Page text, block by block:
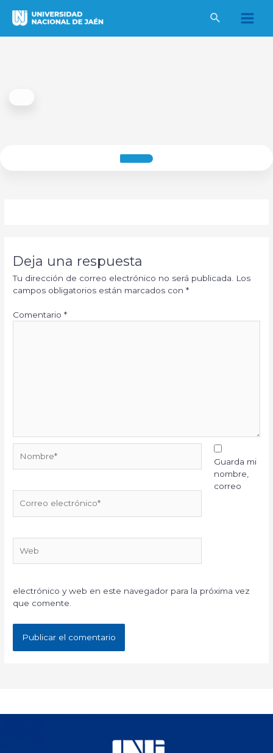
Main
Deja una respuesta
Tu dirección de correo electrónico no será publicada.
Los
campos obligatorios están marcados con*
Comentario*
electrónico*
Guarda mi
nombre,
correo
electrónico y web en este navegador para la próxima vez
que comente.